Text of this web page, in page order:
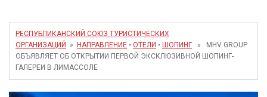
РЕСПУБЛИКАНСКИЙ СОЮЗ ТУРИСТИЧЕСКИХ
ОРГАНИЗАЦИЙ
» НАПРАВЛЕНИЕ • ОТЕЛИ • ШОПИНГ » MHV GROUP
ОБЪЯВЛЯЕТ ОБ ОТКРЫТИИ ПЕРВОЙ ЭКСКЛЮЗИВНОЙ ШОПИНГ-
ГАЛЕРЕИ В ЛИМАССОЛЕ